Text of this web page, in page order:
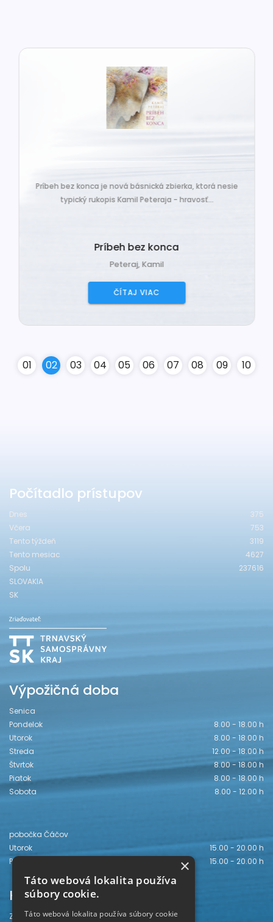
Príbeh bez konca je nová básnická zbierka, ktorá nesie
typický rukopis Kamil Peteraja - hravosť...
Príbeh bez konca
Peteraj, Kamil
ČÍTAJ VIAC
01 02 03 04 05 06 07 08 09 10
Počítadlo prístupov
Dnes
375
Včera
753
Tento týždeň
3119
Tento mesiac
4627
Spolu
237616
SLOVAKIA
SK
Výpožičná doba
Senica
Pondelok
8.00 - 18.00 h
Utorok
8.00 - 18.00 h
Streda
12.00 - 18.00 h
Štvrtok
8.00 - 18.00 h
Piatok
8.00 - 18.00 h
Sobota
8.00 - 12.00 h
pobočka Čáčov
Utorok
15.00 - 20.00 h
Piatok
15.00 - 20.00 h
Kontakt
Záhorská knižnica
×
Táto webová lokalita používa
súbory cookie.
Táto webová lokalita používa súbory cookie